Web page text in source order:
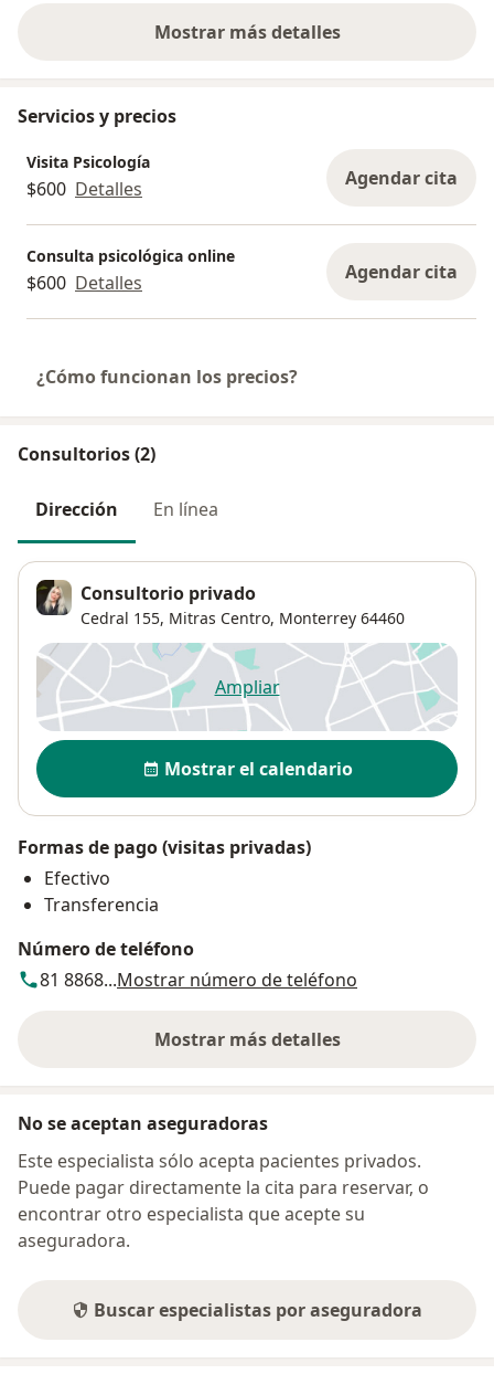
Mostrar más detalles
sobre la experiencia
Servicios y precios
Visita Psicología
$600 Detalles Agendar cita
Consulta psicológica online
$600 Detalles Agendar cita
¿Cómo funcionan los precios?
Consultorios (2)
Dirección En línea
Consultorio privado
Cedral 155, Mitras Centro, Monterrey 64460
Ampliarse abre en una nueva
Disponibilidad
Mostrar el calendario
Formas de pago (visitas privadas)
Efectivo
Transferencia
Número de teléfono
81 8868...Mostrar número de teléfono
Mostrar más detalles
sobre la dirección
No se aceptan aseguradoras
Este especialista sólo acepta pacientes privados.
Puede pagar directamente la cita para reservar, o
encontrar otro especialista que acepte su
aseguradora.
Buscar especialistas por aseguradora